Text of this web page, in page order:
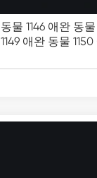
물 1146 애완 동물
애완 동물